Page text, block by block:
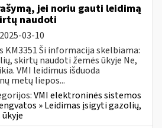
jei noriu gauti leidimą
naudoti
2025-03-10
KM3351 Ši informacija skelbiama:
skirtų naudoti žemės ūkyje Ne,
VMI leidimus išduoda
metų liepos...
VMI elektroninės sistemos
» Leidimas įsigyti gazolių,